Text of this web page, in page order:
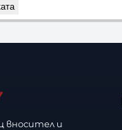
вносител и